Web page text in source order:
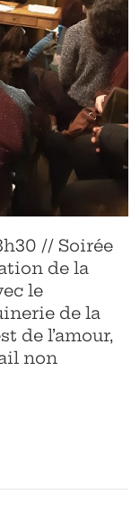
// Soirée
de la
le
de la
de l’amour,
non